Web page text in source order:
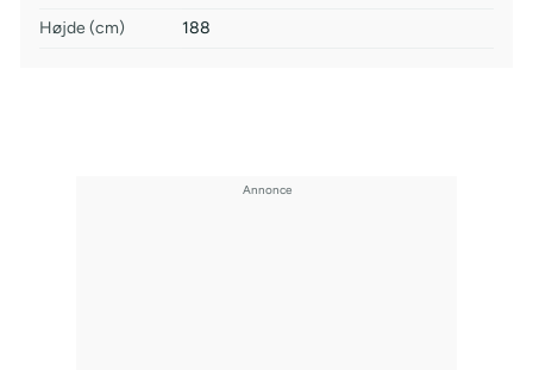
Højde (cm)
188